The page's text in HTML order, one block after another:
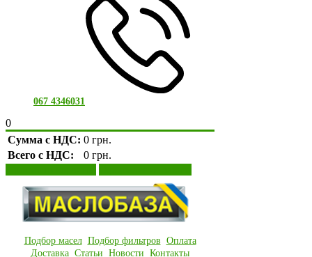
067 4346031
0
Сумма с НДС: 0 грн.
Всего с НДС:
0 грн.
Подбор масел Подбор фильтров Оплата
Доставка Статьи Новости Контакты